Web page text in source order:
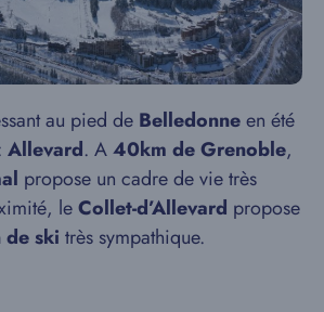
au pied de Belledonneen été
Allevard. A40km de Grenoble,
propose un cadre de vie très
leCollet-d’Allevard propose
ski très sympathique.